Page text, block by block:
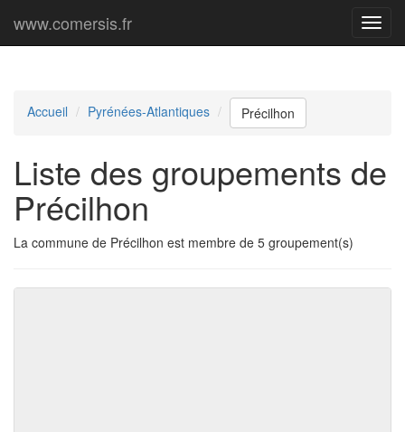
Menu
www.comersis.fr
Accueil Pyrénées-Atlantiques Précilhon
Liste des groupements de
Précilhon
La commune de Précilhon est membre de 5 groupement(s)